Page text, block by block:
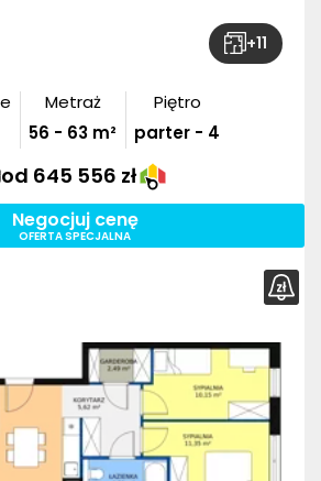
+11
Metraż
56 - 63 m²
Piętro
parter - 4
od 645 556 zł
Negocjuj cenę
OFERTA SPECJALNA